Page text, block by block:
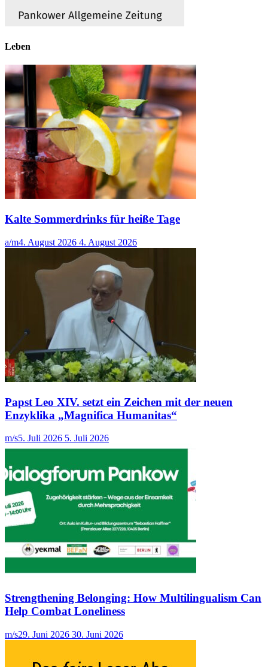
Leben
Kalte Sommerdrinks für heiße Tage
a/m4. August 2026 4. August 2026
Papst Leo XIV. setzt ein Zeichen mit der neuen
Enzyklika „Magnifica Humanitas“
m/s5. Juli 2026 5. Juli 2026
Strengthening Belonging: How Multilingualism Can
Help Combat Loneliness
m/s29. Juni 2026 30. Juni 2026